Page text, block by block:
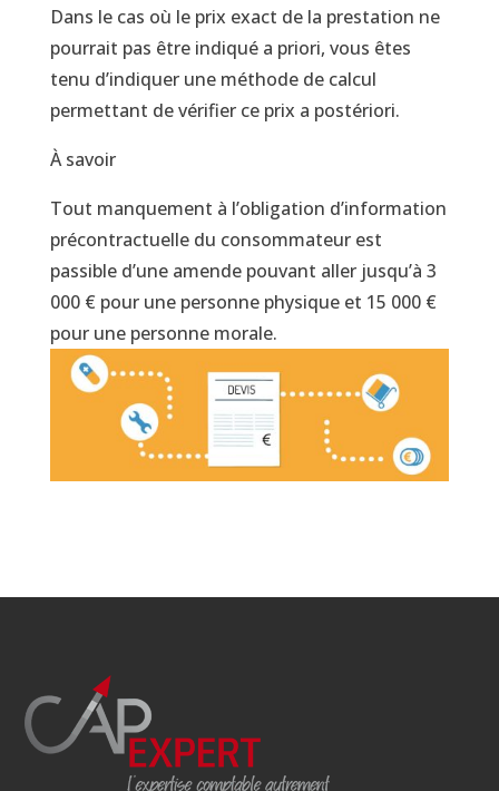
Dans le cas où le prix exact de la prestation ne
pourrait pas être indiqué a priori, vous êtes
tenu d’indiquer une méthode de calcul
permettant de vérifier ce prix a postériori.
À savoir
Tout manquement à l’obligation d’information
précontractuelle du consommateur est
passible d’une amende pouvant aller jusqu’à 3
000 € pour une personne physique et 15 000 €
pour une personne morale.